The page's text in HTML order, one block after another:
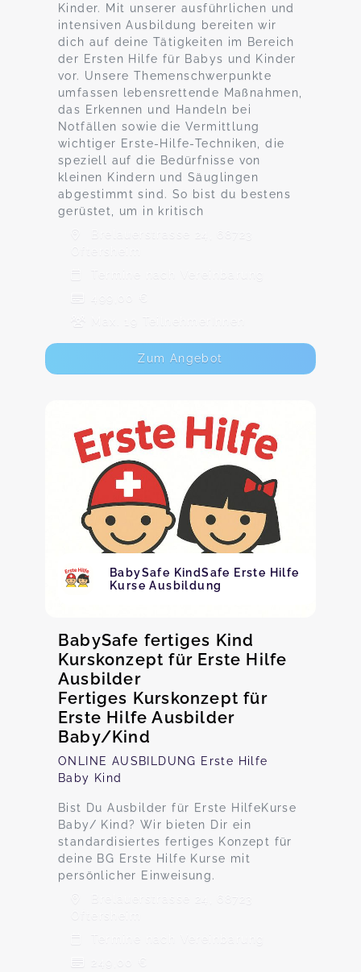
Kinder. Mit unserer ausführlichen und
intensiven Ausbildung bereiten wir
dich auf deine Tätigkeiten im Bereich
der Ersten Hilfe für Babys und Kinder
vor. Unsere Themenschwerpunkte
umfassen lebensrettende Maßnahmen,
das Erkennen und Handeln bei
Notfällen sowie die Vermittlung
wichtiger Erste-Hilfe-Techniken, die
speziell auf die Bedürfnisse von
kleinen Kindern und Säuglingen
abgestimmt sind. So bist du bestens
gerüstet, um in kritisch
Brelauerstrasse 24, 68723
Oftersheim
Termine nach Vereinbarung
499,00 €
Max. 19 TeilnehmerInnen
Zum Angebot
BabySafe KindSafe Erste Hilfe
Kurse Ausbildung
BabySafe fertiges Kind
Kurskonzept für Erste Hilfe
Ausbilder
Fertiges Kurskonzept für
Erste Hilfe Ausbilder
Baby/Kind
ONLINE AUSBILDUNG Erste Hilfe
Baby Kind
Bist Du Ausbilder für Erste HilfeKurse
Baby/ Kind? Wir bieten Dir ein
standardisiertes fertiges Konzept für
deine BG Erste Hilfe Kurse mit
persönlicher Einweisung.
Brelauerstrasse 24, 68723
Oftersheim
Termine nach Vereinbarung
249,00 €